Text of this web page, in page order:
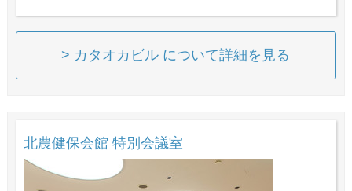
> カタオカビル について詳細を見る
北農健保会館 特別会議室